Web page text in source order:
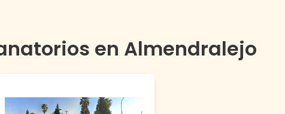
en Almendralejo